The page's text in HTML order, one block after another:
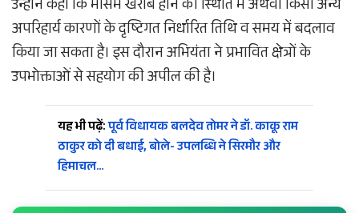
उन्होंने कहा कि मौसम खराब होने की स्थिति में अथवा किसी अन्य
अपरिहार्य कारणों के दृष्टिगत निर्धारित तिथि व समय में बदलाव
किया जा सकता है। इस दौरान अभियंता ने प्रभावित क्षेत्रों के
उपभोक्ताओं से सहयोग की अपील की है।
यह भी पढ़ें:पूर्व विधायक बलदेव तोमर ने डॉ. काकू राम
ठाकुर को दी बधाई, बोले- उपलब्धि ने सिरमौर और
हिमाचल…